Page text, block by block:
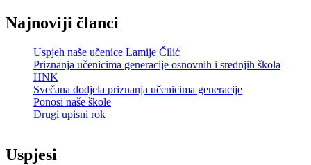
Najnoviji članci
Uspjeh naše učenice Lamije Čilić
Priznanja učenicima generacije osnovnih i srednjih škola
HNK
Svečana dodjela priznanja učenicima generacije
Ponosi naše škole
Drugi upisni rok
Uspjesi